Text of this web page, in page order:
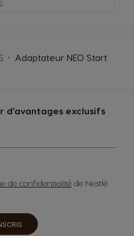
d’avantages exclusifs
de confidentialité de Nestlé.
Adaptateur NEO Start